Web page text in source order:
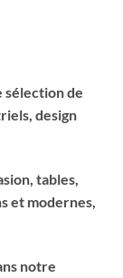
de
design
tables,
et modernes,
notre